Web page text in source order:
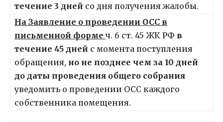
течение 3 дней со дня получения жалобы.
На Заявление о проведении ОСС в
письменной форме ч. 6 ст. 45 ЖК РФ в
течение 45 дней с момента поступления
обращения, но не позднее чем за 10 дней
до даты проведения общего собрания
уведомить о проведении ОСС каждого
собственника помещения.